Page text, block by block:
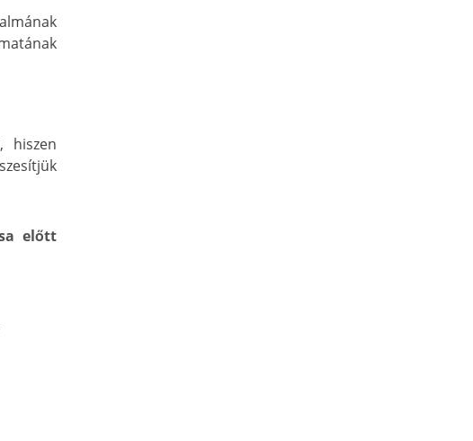
hiszen
előtt